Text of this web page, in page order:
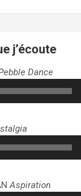
j’écoute
Dance
Aspiration